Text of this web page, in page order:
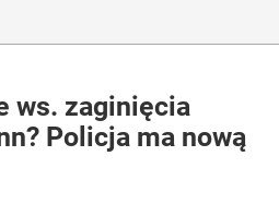
ws. zaginięcia
Policja ma nową